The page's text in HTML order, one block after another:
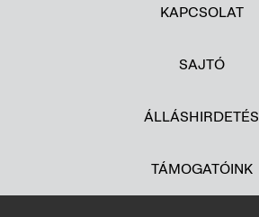
KAPCSOLAT
SAJTÓ
ÁLLÁSHIRDETÉS
TÁMOGATÓINK